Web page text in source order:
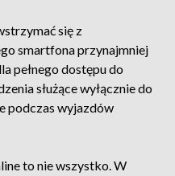
się z
smartfona przynajmniej
pełnego dostępu do
służące wyłącznie do
podczas wyjazdów
to nie wszystko. W